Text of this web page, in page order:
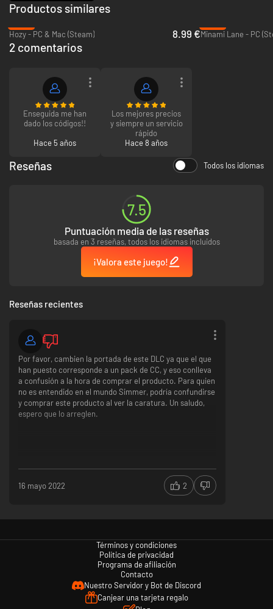
Productos similares
Hozy - PC & Mac (Steam)
8.99 €Minami Lane - PC
2 comentarios
Enseguida me han
dado los códigos!!
Hace 5 años
Los mejores precios
y siempre un servicio
rápido
Hace 8 años
Reseñas Todos los idiomas
7.5
Puntuación media de las reseñas
basada en 3 reseñas, todos los idiomas incluidos
¡Valora este juego!
Reseñas recientes
Por favor, cambien la portada de este DLC ya que el que
han puesto corresponde a un pack de CC, y eso conlleva
a confusión a la hora de comprar el producto. Para quien
no es entendido en el mundo Simmer, podría confundirse
y comprar este producto al ver la caratura. Un saludo,
espero que lo arreglen.
16 mayo 2022 2
Términos y condiciones
Política de privacidad
Programa de afiliación
Contacto
Nuestro Servidor y Bot de Discord
Canjear una tarjeta regalo